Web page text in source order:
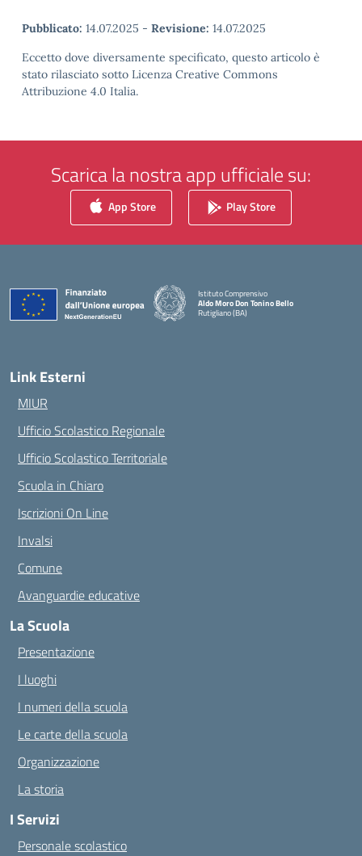
Pubblicato: 14.07.2025 - Revisione: 14.07.2025
Eccetto dove diversamente specificato, questo articolo è
stato rilasciato sotto Licenza Creative Commons
Attribuzione 4.0 Italia.
Scarica la nostra app ufficiale su:
App Store Play Store
Istituto Comprensivo
Aldo Moro Don Tonino Bello
Rutigliano (BA)
— Visita la pagina iniziale della scuola
Link Esterni
MIUR
Ufficio Scolastico Regionale
Ufficio Scolastico Territoriale
Scuola in Chiaro
Iscrizioni On Line
Invalsi
Comune
Avanguardie educative
La Scuola
Presentazione
I luoghi
I numeri della scuola
Le carte della scuola
Organizzazione
La storia
I Servizi
Personale scolastico